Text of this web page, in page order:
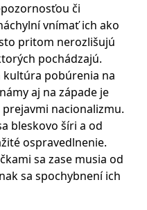
či
vnímať ich ako
pritom nerozlišujú
pochádzajú.
kultúra pobúrenia na
aj na západe je
nacionalizmu.
bleskovo šíri a od
ospravedlnenie.
sa zase musia od
sa spochybnení ich